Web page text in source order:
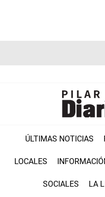
ÚLTIMAS NOTICIAS
LOCALES
SOCIALES LA